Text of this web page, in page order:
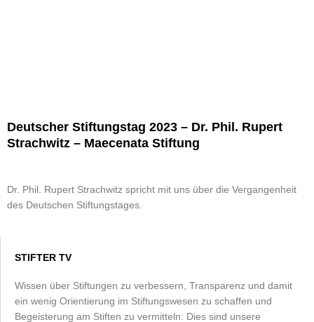
Deutscher Stiftungstag 2023 – Dr. Phil. Rupert
Strachwitz – Maecenata Stiftung
Dr. Phil. Rupert Strachwitz spricht mit uns über die Vergangenheit
des Deutschen Stiftungstages.
STIFTER TV
Wissen über Stiftungen zu verbessern, Transparenz und damit
ein wenig Orientierung im Stiftungswesen zu schaffen und
Begeisterung am Stiften zu vermitteln: Dies sind unsere